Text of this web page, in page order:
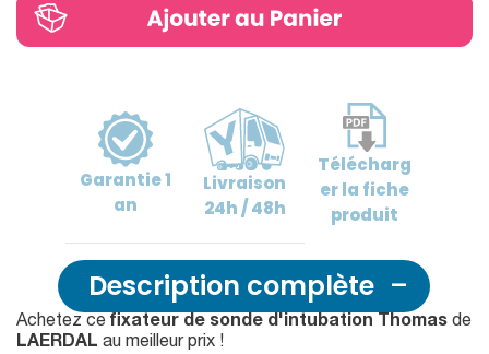
Garantie1
an
Livraison
24h / 48h
Télécharg
erla fiche
produit
Description complète
Achetez ce fixateur de sonde d'intubation Thomas de
LAERDAL au meilleur prix !